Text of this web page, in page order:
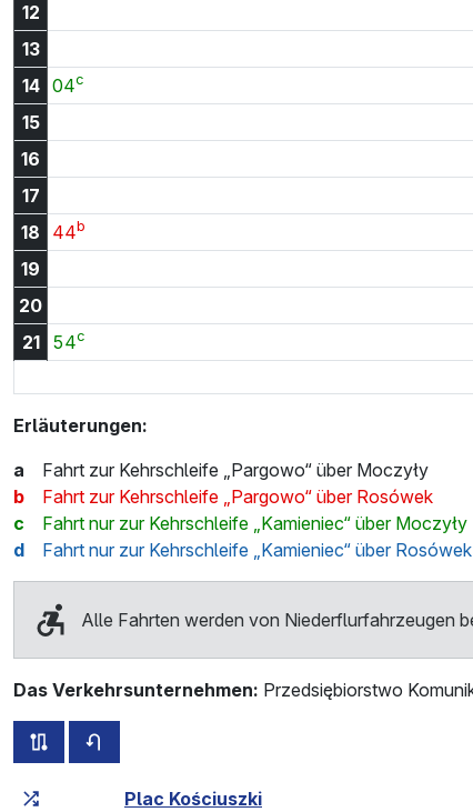
12
13
14 04c
15
16
17
18
44b
19
20
21
54c
Erläuterungen:
a
Fahrt zur Kehrschleife „Pargowo“ über Moczyły
b
Fahrt zur Kehrschleife „Pargowo“ über Rosówek
c
Fahrt nur zur Kehrschleife „Kamieniec“ über Moczyły
d
Fahrt nur zur Kehrschleife „Kamieniec“ über Rosówek
Alle Fahrten werden von Niederflurfahrzeugen
Das Verkehrsunternehmen: Przedsiębiorstwo
alle Strecken dieser Linie
Fahrtzeit zunehmend Fahrtzeit zwischen den
Plac Kościuszki